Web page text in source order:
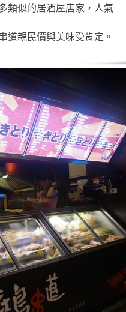
類似的居酒屋店家，人氣
道親民價與美味受肯定。